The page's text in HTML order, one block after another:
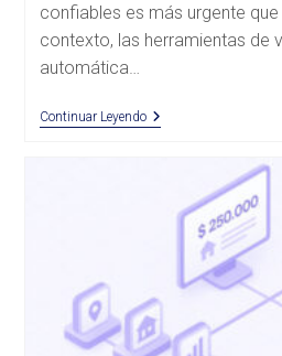
confiables es más urgente que
contexto, las herramientas de
automática…
Continuar Leyendo¿Pueden
Reemplazar
Tasaciones
Tradicionales?